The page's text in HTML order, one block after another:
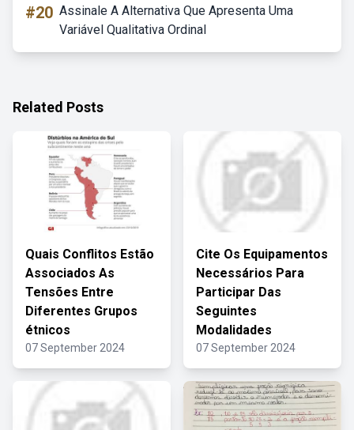
#20 Assinale A Alternativa Que Apresenta Uma
Variável Qualitativa Ordinal
Related Posts
Quais Conflitos Estão
Associados As
Tensões Entre
Diferentes Grupos
étnicos
07 September 2024
Cite Os Equipamentos
Necessários Para
Participar Das
Seguintes
Modalidades
07 September 2024